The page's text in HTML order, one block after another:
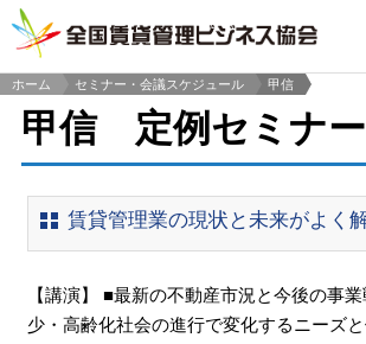
ホーム
セミナー・会議スケジュール
甲信
甲信 定例セミナー
賃貸管理業の現状と未来がよく
【講演】 ■最新の不動産市況と今後の事
少・高齢化社会の進行で変化するニーズ